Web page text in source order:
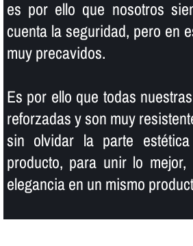
es por ello que nosotros
cuenta la seguridad, pero en
muy precavidos.
Es por ello que todas
reforzadas y son muy
sin olvidar la parte
producto, para unir lo
elegancia en un mismo